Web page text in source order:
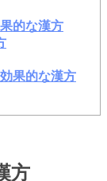
的な漢方
果的な漢方
方